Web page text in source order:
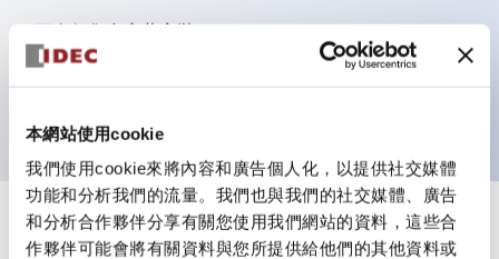
本網站使用cookie
我們使用cookie來將內容和廣告個人化，以提供社交媒體
功能和分析我們的流量。我們也與我們的社交媒體、廣告
和分析合作夥伴分享有關您使用我們網站的資料，這些合
作夥伴可能會將有關資料與您所提供給他們的其他資料或
可進行集合密著安裝
附鎖選擇開關採用高安全性的彈子鎖結構
規格 顯示全部